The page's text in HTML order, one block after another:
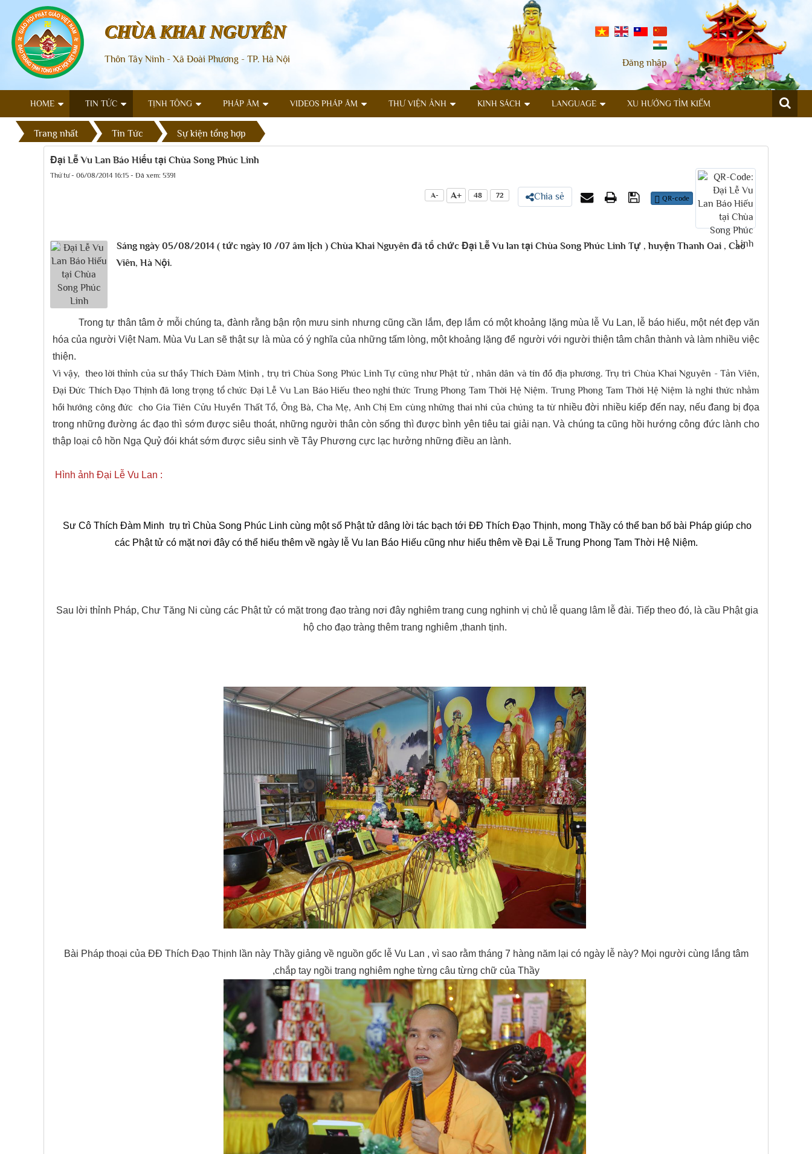
Đăng nhập
CHÙA KHAI NGUYÊN
Thôn Tây Ninh - Xã Đoài Phương - TP. Hà Nội
HOME TIN TỨC TỊNH TÔNG PHÁP ÂM VIDEOS PHÁP ÂM THƯ VIỆN ẢNH KINH SÁCH LANGUAGE XU HƯỚNG TÌM KIẾM
Trang nhất Tin Tức Sự kiện tổng hợp
Đại Lễ Vu Lan Báo Hiếu tại Chùa Song Phúc Linh
Thứ tư - 06/08/2014 16:15 - Đã xem: 5391
A- A+ 48 72 Chia sẻ QR-code
Sáng ngày 05/08/2014 ( tức ngày 10 /07 âm lịch ) Chùa Khai Nguyên đã tổ chức Đại Lễ Vu lan tại Chùa Song Phúc Linh Tự , huyện Thanh Oai , Cao
Viên, Hà Nội.
Trong tự thân tâm ở mỗi chúng ta, đành rằng bận rộn mưu sinh nhưng cũng cần lắm, đẹp lắm có một khoảng lặng mùa lễ Vu Lan, lễ báo hiếu, một nét đẹp văn
hóa của người Việt Nam. Mùa Vu Lan sẽ thật sự là mùa có ý nghĩa của những tấm lòng, một khoảng lặng để người với người thiện tâm chân thành và làm nhiều việc
thiện.
Vì vậy, theo lời thỉnh của sư thầy Thích Đàm Minh , trụ trì Chùa Song Phúc Linh Tự cũng như Phật tử , nhân dân và tín đồ địa phương. Trụ trì Chùa Khai Nguyên - Tản Viên,
Đại Đức Thích Đạo Thịnh đã long trọng tổ chức Đại Lễ Vu Lan Báo Hiếu theo nghi thức Trung Phong Tam Thời Hệ Niệm. Trung Phong Tam Thời Hệ Niệm là nghi thức nhằm
hồi hướng công đức cho Gia Tiên Cửu Huyền Thất Tổ, Ông Bà, Cha Mẹ, Anh Chị Em cùng những thai nhi của chúng ta từ nhiều đời nhiều kiếp đến nay, nếu đang bị đọa
trong những đường ác đạo thì sớm được siêu thoát, những người thân còn sống thì được bình yên tiêu tai giải nạn. Và chúng ta cũng hồi hướng công đức lành cho
thập loại cô hồn Ngạ Quỷ đói khát sớm được siêu sinh về Tây Phương cực lạc hưởng những điều an lành.
Hình ảnh Đại Lễ Vu Lan :
Sư Cô Thích Đàm Minh trụ trì Chùa Song Phúc Linh cùng một số Phật tử dâng lời tác bạch tới ĐĐ Thích Đạo Thịnh, mong Thầy có thể ban bố bài Pháp giúp cho
các Phật tử có mặt nơi đây có thể hiểu thêm về ngày lễ Vu lan Báo Hiếu cũng như hiểu thêm về Đại Lễ Trung Phong Tam Thời Hệ Niệm.
Sau lời thỉnh Pháp, Chư Tăng Ni cùng các Phật tử có mặt trong đạo tràng nơi đây nghiêm trang cung nghinh vị chủ lễ quang lâm lễ đài. Tiếp theo đó, là cầu Phật gia
hộ cho đạo tràng thêm trang nghiêm ,thanh tịnh.
Bài Pháp thoại của ĐĐ Thích Đạo Thịnh lần này Thầy giảng về nguồn gốc lễ Vu Lan , vì sao rằm tháng 7 hàng năm lại có ngày lễ này? Mọi người cùng lắng tâm
,chắp tay ngồi trang nghiêm nghe từng câu từng chữ của Thầy